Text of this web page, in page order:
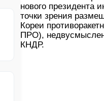
нового президента
точки зрения
Кореи
ПРО),
КНДР.